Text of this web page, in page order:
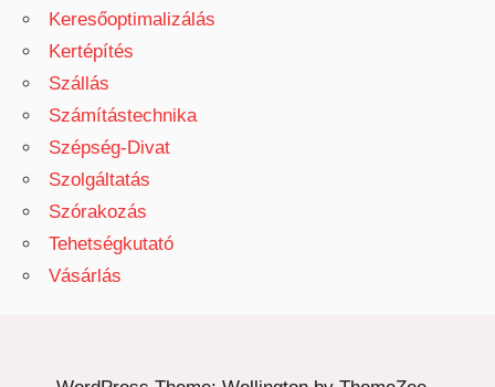
Keresőoptimalizálás
Kertépítés
Szállás
Számítástechnika
Szépség-Divat
Szolgáltatás
Szórakozás
Tehetségkutató
Vásárlás